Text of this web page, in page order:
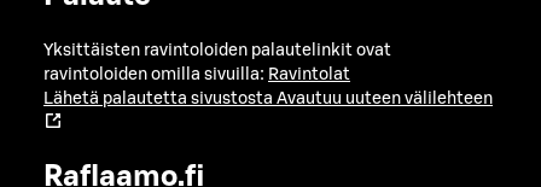
Yksittäisten ravintoloiden palautelinkit ovat
ravintoloiden omilla sivuilla: Ravintolat
Lähetä palautetta sivustosta Avautuu uuteen välilehteen
Raflaamo.fi